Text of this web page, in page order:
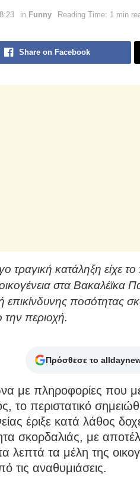
in Funny Reading Time: 1 min
Share on Facebook
τραγική κατάληξη είχε
οικογένεια στα
επικίνδυνης ποσότητας
την περιοχή.
Πρόσθεσε το
με πληροφορίες που
το περιστατικό
έριξε κατά λάθος
σκορδαλιάς, με
λεπτά τα μέλη της
τις αναθυμιάσεις.